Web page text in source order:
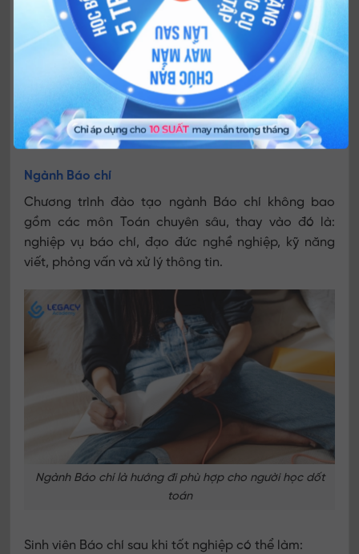
Mức lương khởi điểm của ngành này dao động 7-12
triệu đồng/tháng. Sau 2-3 năm kinh nghiệm, chuyên
viên PR có thể có thu nhập 15-25 triệu đồng/tháng.
Những vị trí quản lý cấp cao như PR Manager hoặc
Communications Director có thể kiếm 30-60 triệu
đồng/tháng.
Ngành Báo chí
Chương trình đào tạo ngành Báo chí không bao
gồm các môn Toán chuyên sâu, thay vào đó là:
nghiệp vụ báo chí, đạo đức nghề nghiệp, kỹ năng
viết, phỏng vấn và xử lý thông tin.
Ngành Báo chí là hướng đi phù hợp cho người học dốt
toán
Sinh viên Báo chí sau khi tốt nghiệp có thể làm: